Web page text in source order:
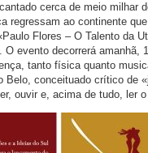
cerca de meio milhar
regressam ao continente
Flores – O Talento da
O evento decorrerá
tanto física quanto
Belo, conceituado crítico de
ouvir e, acima de tudo, ler